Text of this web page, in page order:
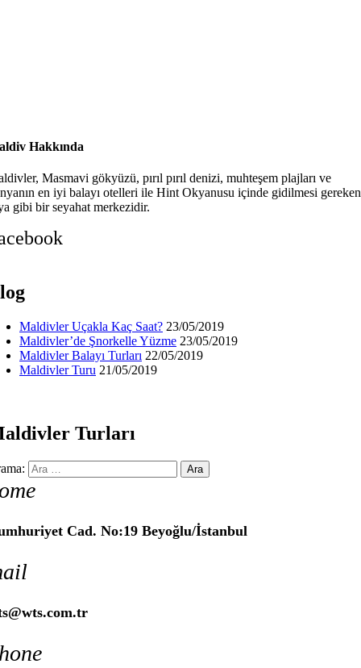
Hakkında
Masmavi gökyüzü, pırıl pırıl denizi, muhteşem plajları ve
en iyi balayı otelleri ile Hint Okyanusu içinde gidilmesi gereken
gibi bir seyahat merkezidir.
Maldivler Uçakla Kaç Saat? 23/05/2019
Maldivler’de Şnorkelle Yüzme 23/05/2019
Maldivler Balayı Turları 22/05/2019
Maldivler Turu 21/05/2019
Turları
Cad. No:19 Beyoğlu/İstanbul